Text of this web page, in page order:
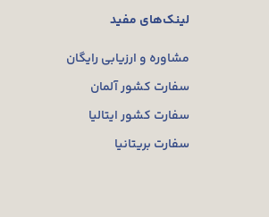
لینک‌های مفید
مشاوره و ارزیابی رایگان
سفارت کشور آلمان
سفارت کشور ایتالیا
سفارت بریتانیا